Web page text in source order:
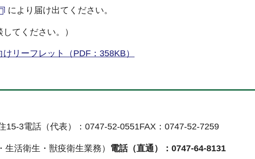
により届け出てください。
てください。）
リーフレット（PDF：358KB）
15-3電話（代表）：0747-52-0551FAX：0747-52-7259
生活衛生・獣疫衛生業務） 電話（直通）：0747-64-8131